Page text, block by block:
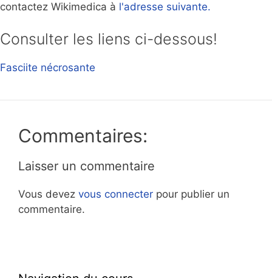
contactez Wikimedica à l'adresse suivante.
Consulter les liens ci-dessous!
Fasciite nécrosante
Commentaires:
Laisser un commentaire
Vous devez vous connecter pour publier un
commentaire.